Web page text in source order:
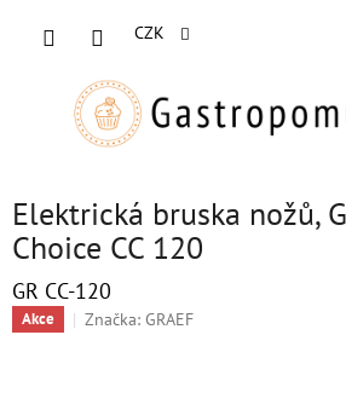
CZK
Elektrická bruska nožů,
Choice CC 120
GR CC-120
Akce Značka: GRAEF